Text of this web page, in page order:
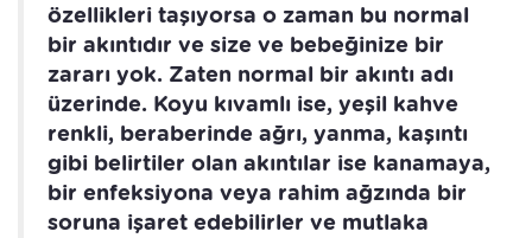
özellikleri taşıyorsa o zaman bu normal
bir akıntıdır ve size ve bebeğinize bir
zararı yok. Zaten normal bir akıntı adı
üzerinde. Koyu kıvamlı ise, yeşil kahve
renkli, beraberinde ağrı, yanma, kaşıntı
gibi belirtiler olan akıntılar ise kanamaya,
bir enfeksiyona veya rahim ağzında bir
soruna işaret edebilirler ve mutlaka